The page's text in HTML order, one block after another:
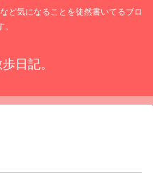
ど気になることを徒然書いてるブロ
日記。